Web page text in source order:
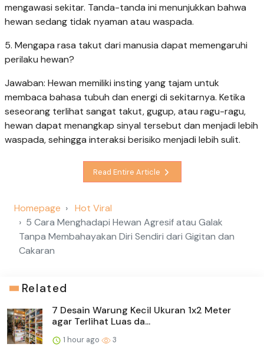
mengawasi sekitar. Tanda-tanda ini menunjukkan bahwa
hewan sedang tidak nyaman atau waspada.
5. Mengapa rasa takut dari manusia dapat memengaruhi
perilaku hewan?
Jawaban: Hewan memiliki insting yang tajam untuk
membaca bahasa tubuh dan energi di sekitarnya. Ketika
seseorang terlihat sangat takut, gugup, atau ragu-ragu,
hewan dapat menangkap sinyal tersebut dan menjadi lebih
waspada, sehingga interaksi berisiko menjadi lebih sulit.
Read Entire Article
Homepage
Hot Viral
5 Cara Menghadapi Hewan Agresif atau Galak
Tanpa Membahayakan Diri Sendiri dari Gigitan dan
Cakaran
Related
7 Desain Warung Kecil Ukuran 1x2 Meter
agar Terlihat Luas da...
1 hour ago 3